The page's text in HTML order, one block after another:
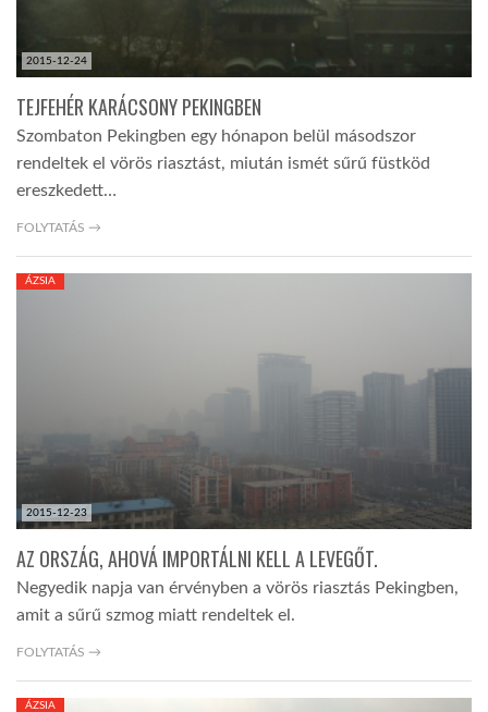
2015-12-24
TEJFEHÉR KARÁCSONY PEKINGBEN
Szombaton Pekingben egy hónapon belül másodszor
rendeltek el vörös riasztást, miután ismét sűrű füstköd
ereszkedett…
FOLYTATÁS →
2015-12-23
ÁZSIA
AZ ORSZÁG, AHOVÁ IMPORTÁLNI KELL A LEVEGŐT.
Negyedik napja van érvényben a vörös riasztás Pekingben,
amit a sűrű szmog miatt rendeltek el.
FOLYTATÁS →
ÁZSIA